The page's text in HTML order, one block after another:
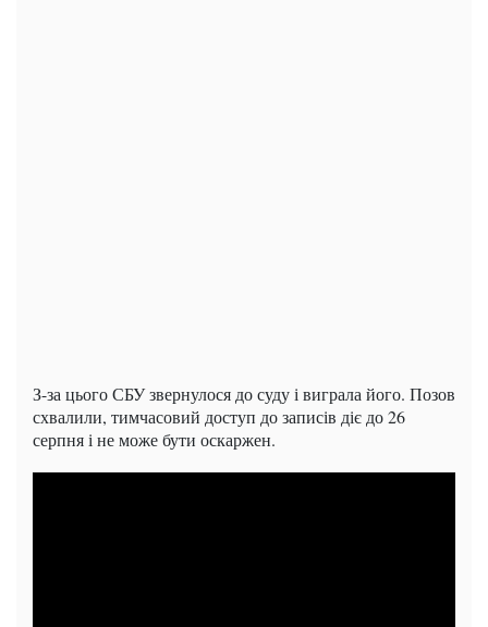
З-за цього СБУ звернулося до суду і виграла його. Позов
схвалили, тимчасовий доступ до записів діє до 26
серпня і не може бути оскаржен.